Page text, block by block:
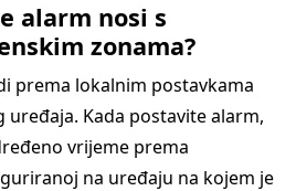
alarm nosi s
zonama?
prema lokalnim postavkama
uređaja. Kada postavite alarm,
vrijeme prema
na uređaju na kojem je